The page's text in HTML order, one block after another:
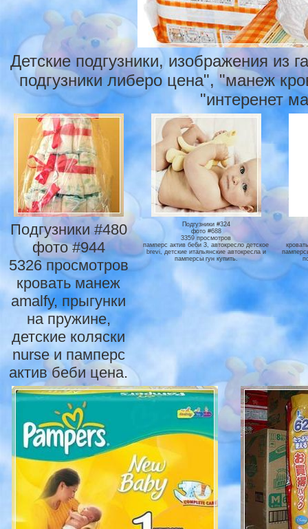
Детские подгузники, изображения из
подгузники либеро цена", "манеж
"интеренет
Подгузники #480
фото #944
5326 просмотров
кровать манеж
amalfy, прыгунки
на пружине,
детские коляски
nurse и памперс
актив беби цена.
Подгузники #324
фото #688
3359 просмотров
памперс актив беби 3, автокресло детское
brevi, детские итальянские автокресла и
памперсы гун купить.